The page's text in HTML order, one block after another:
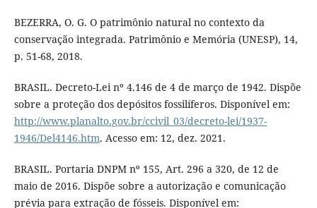
BEZERRA, O. G. O patrimônio natural no contexto da
conservação integrada. Patrimônio e Memória (UNESP), 14,
p. 51-68, 2018.
BRASIL. Decreto-Lei nº 4.146 de 4 de março de 1942. Dispõe
sobre a proteção dos depósitos fossilíferos. Disponível em:
http://www.planalto.gov.br/ccivil_03/decreto-lei/1937-
1946/Del4146.htm. Acesso em: 12, dez. 2021.
BRASIL. Portaria DNPM nº 155, Art. 296 a 320, de 12 de
maio de 2016. Dispõe sobre a autorização e comunicação
prévia para extração de fósseis. Disponível em: